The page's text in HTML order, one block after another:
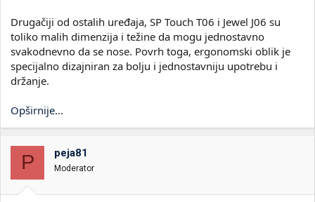
Drugačiji od ostalih uređaja, SP Touch T06 i Jewel J06 su
toliko malih dimenzija i težine da mogu jednostavno
svakodnevno da se nose. Povrh toga, ergonomski oblik je
specijalno dizajniran za bolju i jednostavniju upotrebu i
držanje.
Opširnije...
P peja81
Moderator